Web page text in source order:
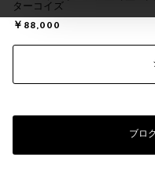
ターコイズ
￥88,000
ブロ